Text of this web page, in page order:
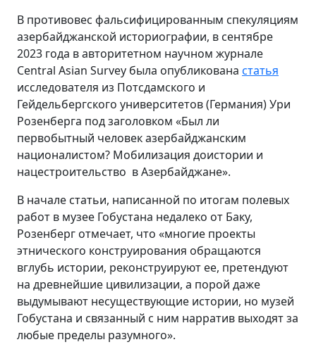
В противовес фальсифицированным спекуляциям
азербайджанской историографии, в сентябре
2023 года в авторитетном научном журнале
Central Asian Survey была опубликована статья
исследователя из Потсдамского и
Гейдельбергского университетов (Германия) Ури
Розенберга под заголовком «Был ли
первобытный человек азербайджанским
националистом? Мобилизация доистории и
нацестроительство в Азербайджане».
В начале статьи, написанной по итогам полевых
работ в музее Гобустана недалеко от Баку,
Розенберг отмечает, что «многие проекты
этнического конструирования обращаются
вглубь истории, реконструируют ее, претендуют
на древнейшие цивилизации, а порой даже
выдумывают несуществующие истории, но музей
Гобустана и связанный с ним нарратив выходят за
любые пределы разумного».